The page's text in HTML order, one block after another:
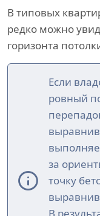
В типовых
редко можно
горизонта
Если
ровный
за
точку